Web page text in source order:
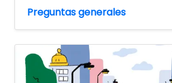
Preguntas generales